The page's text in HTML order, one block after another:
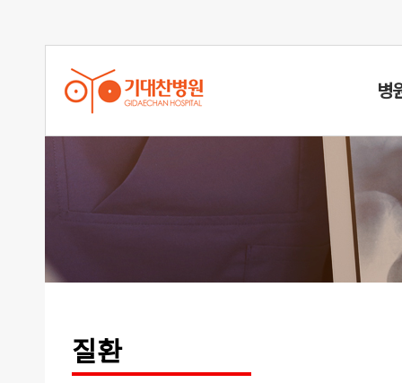
병
질환